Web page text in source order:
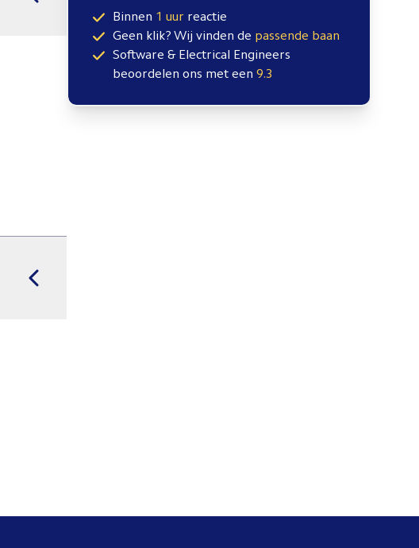
Binnen 1 uur reactie
Geen klik? Wij vinden de passende baan
Software & Electrical Engineers
beoordelen ons met een 9.3